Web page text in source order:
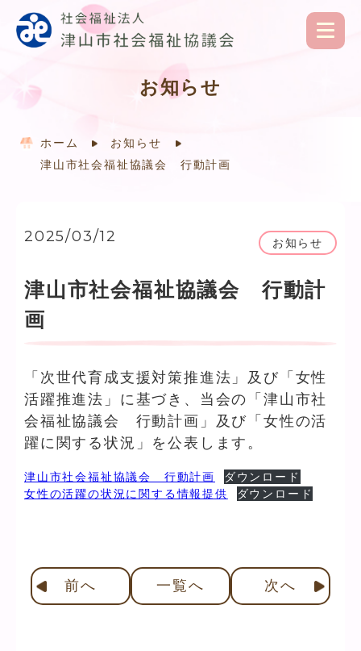
お知らせ
ホーム
お知らせ
津山市社会福祉協議会 行動計画
2025/03/12 お知らせ
津山市社会福祉協議会 行動計
画
「次世代育成支援対策推進法」及び「女性
活躍推進法」に基づき、当会の「津山市社
会福祉協議会 行動計画」及び「女性の活
躍に関する状況」を公表します。
津山市社会福祉協議会 行動計画
ダウンロード
女性の活躍の状況に関する情報提供
ダウンロード
前へ 一覧へ 次へ